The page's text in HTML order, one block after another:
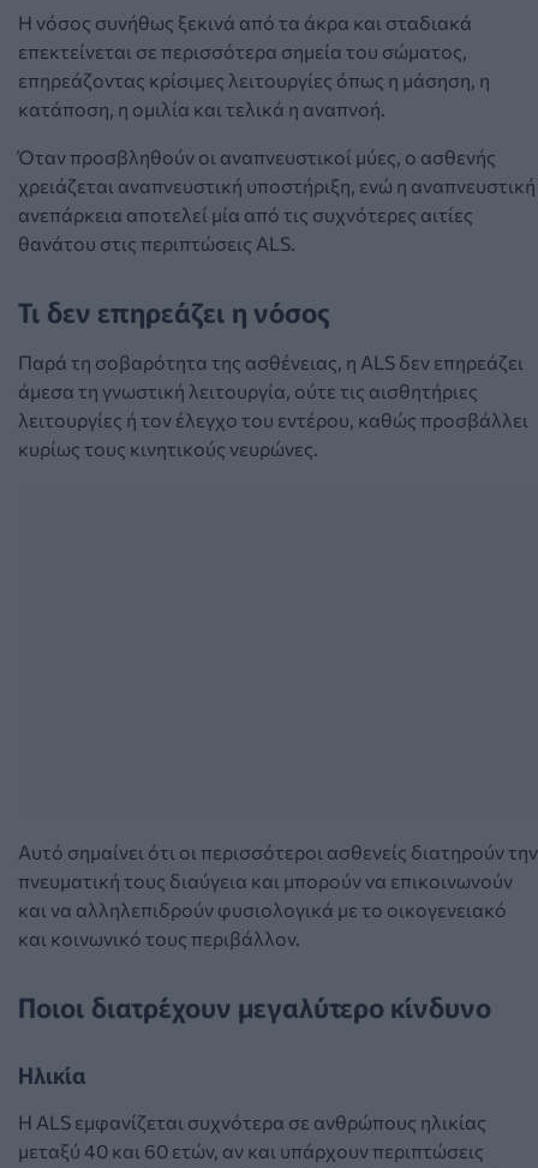
Η νόσος συνήθως ξεκινά από τα άκρα και σταδιακά
επεκτείνεται σε περισσότερα σημεία του σώματος,
επηρεάζοντας κρίσιμες λειτουργίες όπως η μάσηση, η
κατάποση, η ομιλία και τελικά η αναπνοή.
Όταν προσβληθούν οι αναπνευστικοί μύες, ο ασθενής
χρειάζεται αναπνευστική υποστήριξη, ενώ η αναπνευστική
ανεπάρκεια αποτελεί μία από τις συχνότερες αιτίες
θανάτου στις περιπτώσεις ALS.
Τι δεν επηρεάζει η νόσος
Παρά τη σοβαρότητα της ασθένειας, η ALS δεν επηρεάζει
άμεσα τη γνωστική λειτουργία, ούτε τις αισθητήριες
λειτουργίες ή τον έλεγχο του εντέρου, καθώς προσβάλλει
κυρίως τους κινητικούς νευρώνες.
Αυτό σημαίνει ότι οι περισσότεροι ασθενείς διατηρούν την
πνευματική τους διαύγεια και μπορούν να επικοινωνούν
και να αλληλεπιδρούν φυσιολογικά με το οικογενειακό
και κοινωνικό τους περιβάλλον.
Ποιοι διατρέχουν μεγαλύτερο κίνδυνο
Ηλικία
Η ALS εμφανίζεται συχνότερα σε ανθρώπους ηλικίας
μεταξύ 40 και 60 ετών, αν και υπάρχουν περιπτώσεις